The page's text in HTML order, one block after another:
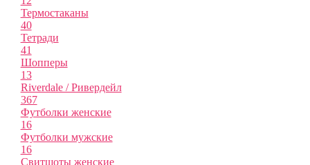
Термостаканы
40
Тетради
41
Шопперы
13
Riverdale / Ривердейл
367
Футболки женские
16
Футболки мужские
16
Свитшоты женские